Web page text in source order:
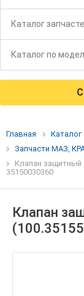
Каталог
Каталог по
Главная
Каталог
Запчасти МАЗ,
Клапан защитный
35150030360
Клапан